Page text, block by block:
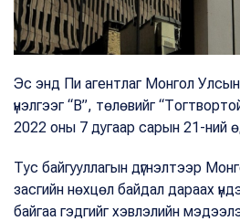
Эс энд Пи агентлаг Монгол
үнэлгээг “B”, төлөвийг
2022 оны 7 дугаар сарын 21-ний
Тус байгууллагын дүгнэлтээр
засгийн нөхцөл байдал дараах
байгаа гэдгийг хэвлэлийн